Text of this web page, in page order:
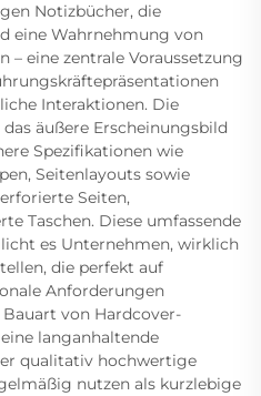
Notizbücher, die
eine Wahrnehmung von
eine zentrale Voraussetzung
Interaktionen. Die
äußere Erscheinungsbild
Spezifikationen wie
Seitenlayouts sowie
Seiten,
Taschen. Diese umfassende
es Unternehmen, wirklich
die perfekt auf
Anforderungen
von Hardcover-
langanhaltende
qualitativ hochwertige
nutzen als kurzlebige